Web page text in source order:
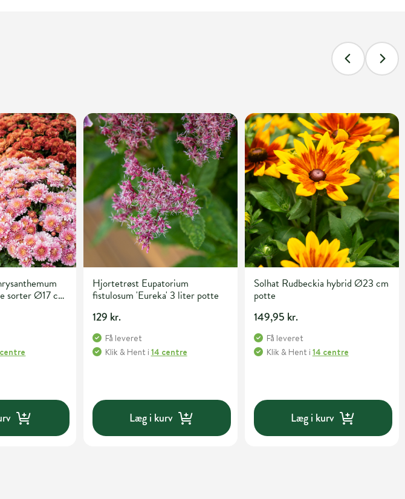
sorter Ø17 cm
Hjortetrøst Eupatorium
fistulosum 'Eureka' 3 liter potte
129 kr.
Få leveret
Klik & Hent i 14 centre
Læg i kurv
Solhat Rudbeckia hybrid Ø23 cm
potte
149,95 kr.
Få leveret
Klik & Hent i 14 centre
Læg i kurv